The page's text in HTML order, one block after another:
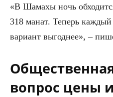
«В Шамахы ночь
318 манат. Теперь
вариант выгоднее», –
вопрос цены